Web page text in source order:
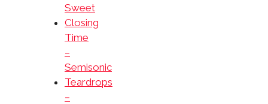
Sweet
Closing
Time
–
Semisonic
Teardrops
–